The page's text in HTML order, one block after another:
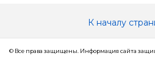
К началу
© Все права защищены. Информация сайта